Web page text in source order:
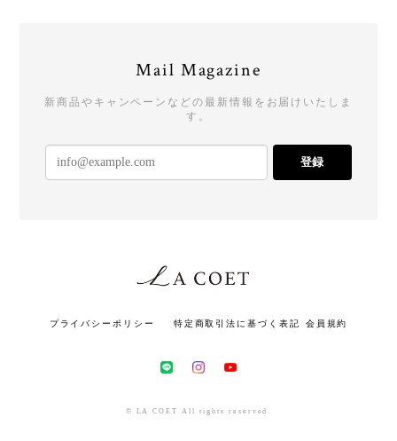
Mail Magazine
新商品やキャンペーンなどの最新情報をお届けいたしま
す。
登録
プライバシーポリシー 特定商取引法に基づく表記 会員規約
© LA COET All rights reserved.